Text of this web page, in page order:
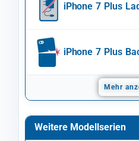
iPhone 7 Plus
iPhone 7 Plus
Mehr
Weitere Modellserien